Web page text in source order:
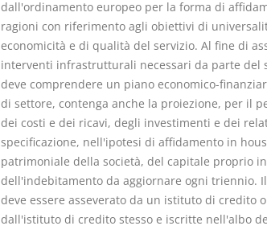
dall'ordinamento europeo per la forma di
ragioni con riferimento agli obiettivi di
economicità e di qualità del servizio. Al fine di
interventi infrastrutturali necessari da parte del
deve comprendere un piano economico-
di settore, contenga anche la proiezione, per il
dei costi e dei ricavi, degli investimenti e dei
specificazione, nell'ipotesi di affidamento in
patrimoniale della società, del capitale proprio
dell'indebitamento da aggiornare ogni triennio.
deve essere asseverato da un istituto di credito
dall'istituto di credito stesso e iscritte nell'albo